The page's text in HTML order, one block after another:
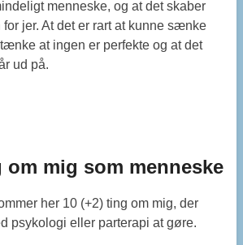
menneske, og at det skaber
for jer. At det er rart at kunne sænke
at ingen er perfekte og at det
ud på.
om mig som menneske
her 10 (+2) ting om mig, der
psykologi eller parterapi at gøre.